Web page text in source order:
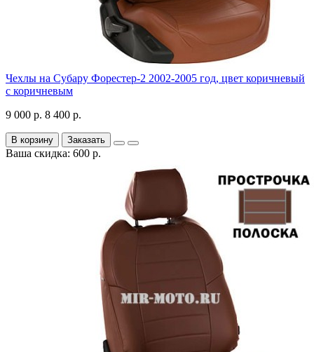
Чехлы на Субару Форестер-2 2002-2005 год, цвет коричневый
с коричневым
9 000 р. 8 400 р.
В корзину Заказать
Ваша скидка: 600 р.